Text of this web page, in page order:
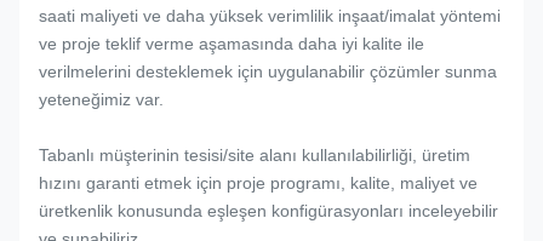
saati maliyeti ve daha yüksek verimlilik inşaat/imalat yöntemi
ve proje teklif verme aşamasında daha iyi kalite ile
verilmelerini desteklemek için uygulanabilir çözümler sunma
yeteneğimiz var.
Tabanlı müşterinin tesisi/site alanı kullanılabilirliği, üretim
hızını garanti etmek için proje programı, kalite, maliyet ve
üretkenlik konusunda eşleşen konfigürasyonları inceleyebilir